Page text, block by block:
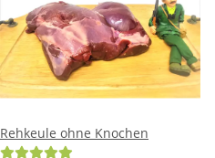
Rehkeule ohne Knochen